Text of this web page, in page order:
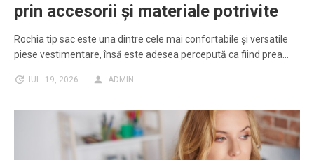
prin accesorii și materiale potrivite
Rochia tip sac este una dintre cele mai confortabile și versatile
piese vestimentare, însă este adesea percepută ca fiind prea…
IUL. 19, 2026 ADMIN